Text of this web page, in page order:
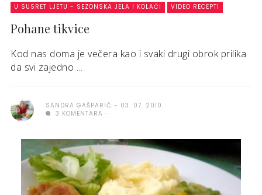
U SUSRET LJETU - SEZONSKA JELA I KOLAČI
VIDEO RECEPTI
Pohane tikvice
Kod nas doma je večera kao i svaki drugi obrok prilika
da svi zajedno ...
SANDRA GAŠPARIĆ
03. 07. 2010.
3 KOMENTARA